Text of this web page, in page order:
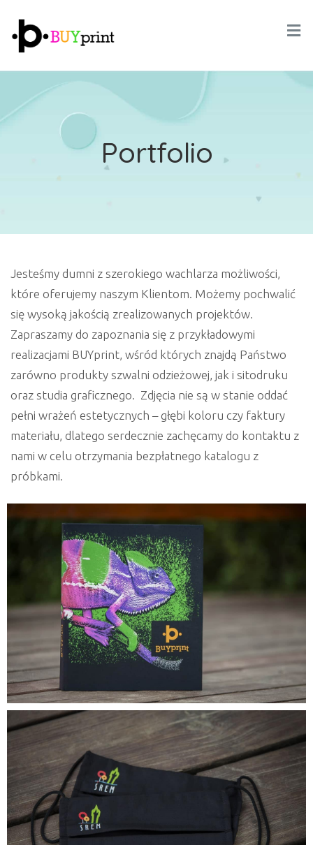
Portfolio
Jesteśmy dumni z szerokiego wachlarza możliwości,
które oferujemy naszym Klientom. Możemy pochwalić
się wysoką jakością zrealizowanych projektów.
Zapraszamy do zapoznania się z przykładowymi
realizacjami BUYprint, wśród których znajdą Państwo
zarówno produkty szwalni odzieżowej, jak i sitodruku
oraz studia graficznego. Zdjęcia nie są w stanie oddać
pełni wrażeń estetycznych – głębi koloru czy faktury
materiału, dlatego serdecznie zachęcamy do kontaktu z
nami w celu otrzymania bezpłatnego katalogu z
próbkami.